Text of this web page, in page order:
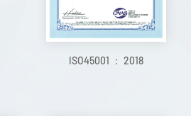
ISO45001 ： 2018